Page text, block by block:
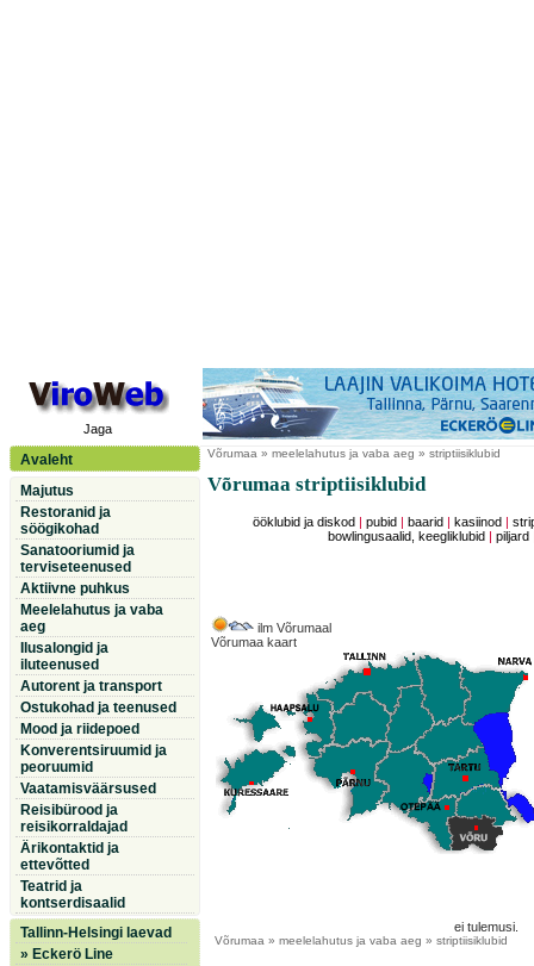
Jaga
Avaleht
Majutus
Restoranid ja
söögikohad
Sanatooriumid ja
terviseteenused
Aktiivne puhkus
Meelelahutus ja vaba
aeg
Ilusalongid ja
iluteenused
Autorent ja transport
Ostukohad ja teenused
Mood ja riidepoed
Konverentsiruumid ja
peoruumid
Vaatamisväärsused
Reisibürood ja
reisikorraldajad
Ärikontaktid ja
ettevõtted
Teatrid ja
kontserdisaalid
Tallinn-Helsingi laevad
» Eckerö Line
Võrumaa » meelelahutus ja vaba aeg » striptiisiklubid
Võrumaa striptiisiklubid
ööklubid ja diskod pubid baarid kasiinod
bowlingusaalid, keegliklubid
piljard
ilm Võrumaal
Võrumaa kaart
ei tulemusi.
Võrumaa » meelelahutus ja vaba aeg » striptiisiklubid